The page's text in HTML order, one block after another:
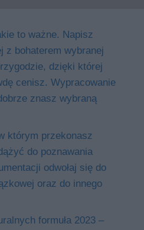
to ważne. Napisz
z bohaterem wybranej
dzięki której
cenisz. Wypracowanie
znasz wybraną
którym przekonasz
do poznawania
odwołaj się do
oraz do innego
formuła 2023 –